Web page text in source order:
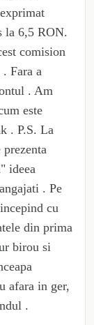
la 6,5 RON.
comision
. Fara a
. Am
este
. P.S. La
prezenta
ideea
. Pe
cu
din prima
birou si
afara in ger,
.